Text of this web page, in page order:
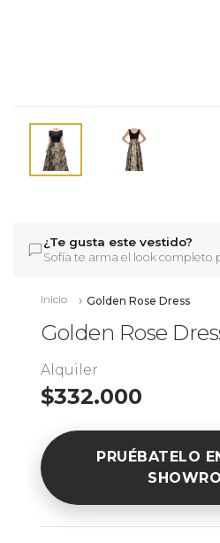
¿Te gusta este vestido?
Sofía te arma el look completo
Inicio Golden Rose Dress
Golden Rose
Alquiler
$332.000
PRUÉBATELO